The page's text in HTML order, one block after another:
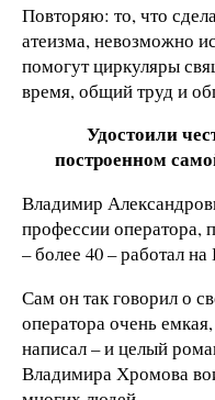
Повторяю: то, что
атеизма, невозможно
помогут циркуляры
время, общий труд и
Удостоили
построенном
Владимир
профессии оператора,
– более 40 – работал
Сам он так говорил о
оператора очень
написал – и целый
Владимира Хромова